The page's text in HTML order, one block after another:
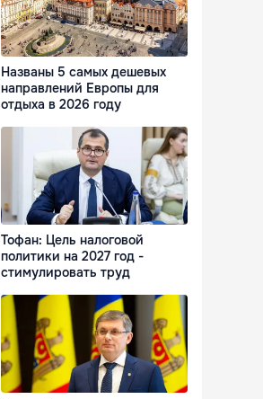
Названы 5 самых дешевых
направлений Европы для
отдыха в 2026 году
Тофан: Цель налоговой
политики на 2027 год -
стимулировать труд